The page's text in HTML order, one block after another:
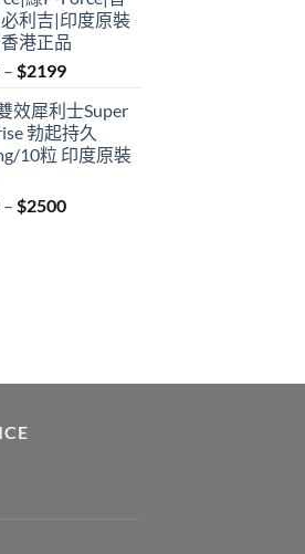
$2199
利吉|印度原裝
港正品
– $2199Price
$329
through
$2199
效犀利士Super
勃起持久
10粒 印度原裝
– $2500Price